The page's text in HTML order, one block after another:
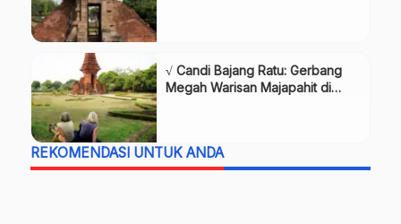
√ Candi Bajang Ratu: Gerbang
Megah Warisan Majapahit di
REKOMENDASI UNTUK ANDA